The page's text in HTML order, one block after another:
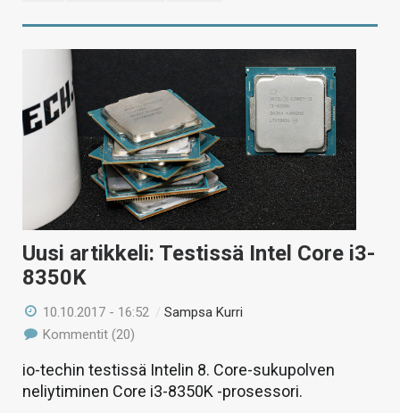
Uusi artikkeli: Testissä Intel Core i3-
8350K
10.10.2017 - 16:52 /Sampsa Kurri
Kommentit (20)
io-techin testissä Intelin 8. Core-sukupolven
neliytiminen Core i3-8350K -prosessori.